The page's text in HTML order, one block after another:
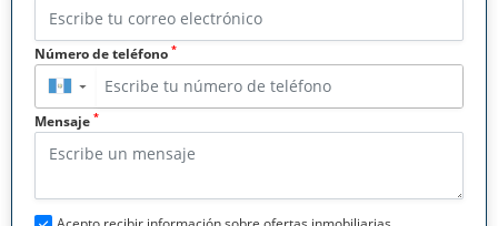
Número de teléfono *
▼
Mensaje *